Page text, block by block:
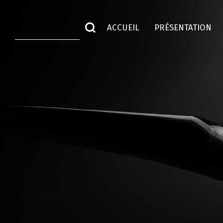
ACCUEIL PRÉSENTATION